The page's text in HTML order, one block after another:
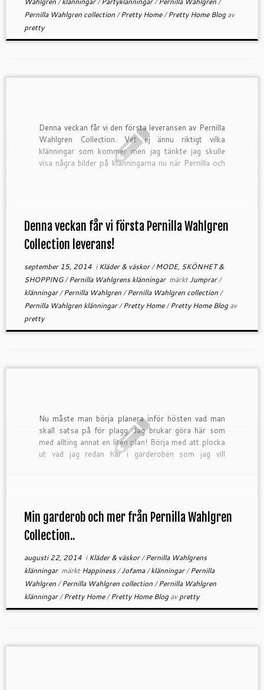
Pernilla Wahlgren collection/Pretty Home/Pretty Home Blogav
pretty
Denna veckan får vi den första leveransen av Pernilla
Wahlgren Collection. Vet ej ännu riktigt vilka
klänningar som kommer men jag tänkte jag skulle
visa några bilder på klänningarna nu när Pernilla och
Denna veckan får vi första Pernilla Wahlgren
Collection leverans!
september 15, 2014iKläder & väskor/MODE, SKÖNHET &
SHOPPING/Pernilla Wahlgrens klänningar märktJumprar/
klänningar/Pernilla Wahlgren/Pernilla Wahlgren collection/
Pernilla Wahlgren klänningar/Pretty Home/Pretty Home Blogav
pretty
Nu måste man börja planera inför hösten vad man
skall satsa på för plagg. Jag brukar göra här som
med allting annat en liten plan! Börja med att plocka
ut vad jag redan har i garderoben som jag vill
Min garderob och mer från Pernilla Wahlgren
Collection..
augusti 22, 2014iKläder & väskor/Pernilla Wahlgrens
klänningar märktHappiness/Jofama/klänningar/Pernilla
Wahlgren/Pernilla Wahlgren collection/Pernilla Wahlgren
klänningar/Pretty Home/Pretty Home Blogavpretty